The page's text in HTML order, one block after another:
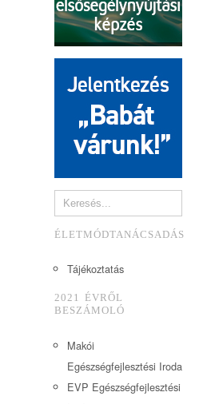
ÉLETMÓDTANÁCSADÁS
Tájékoztatás
2021 ÉVRŐL
BESZÁMOLÓ
Makói
Egészségfejlesztési Iroda
EVP Egészségfejlesztési